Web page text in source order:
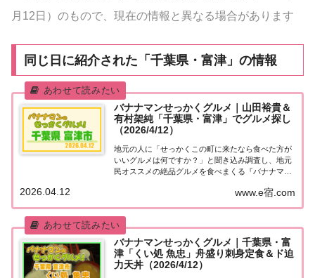
月12日）のもので、現在の情報と異なる場合があります
同じ日に紹介された「千葉県・富津」の情報
バナナマンせっかくグルメ｜山田裕貴＆
有村架純「千葉県・富津」でグルメ探し
（2026/4/12）
地元の人に「せっかくこの町に来たなら食べた方が
いいグルメは何ですか？」と聞き込み調査し、地元
民オススメの絶品グルメを食べまくる『バナナマン
マンのせっかくグルメ』は山田裕貴＆有村架純が千
葉県・富津で絶品グルメを満喫！舟盛り刺身定食...
www.e宿.com
2026.04.12
バナナマンせっかくグルメ｜千葉県・富
津「くい処 魚忠」舟盛り刺身定食＆ド迫
力天丼（2026/4/12）